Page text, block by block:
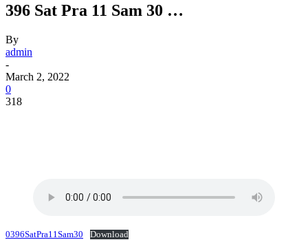
396 Sat Pra 11 Sam 30 …
By
admin
-
March 2, 2022
0
318
0396SatPra11Sam30 Download